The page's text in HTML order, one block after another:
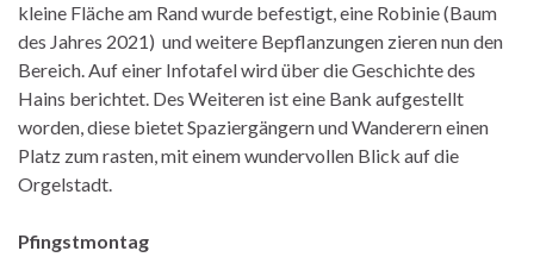
kleine Fläche am Rand wurde befestigt, eine Robinie (Baum
des Jahres 2021) und weitere Bepflanzungen zieren nun den
Bereich. Auf einer Infotafel wird über die Geschichte des
Hains berichtet. Des Weiteren ist eine Bank aufgestellt
worden, diese bietet Spaziergängern und Wanderern einen
Platz zum rasten, mit einem wundervollen Blick auf die
Orgelstadt.
Pfingstmontag